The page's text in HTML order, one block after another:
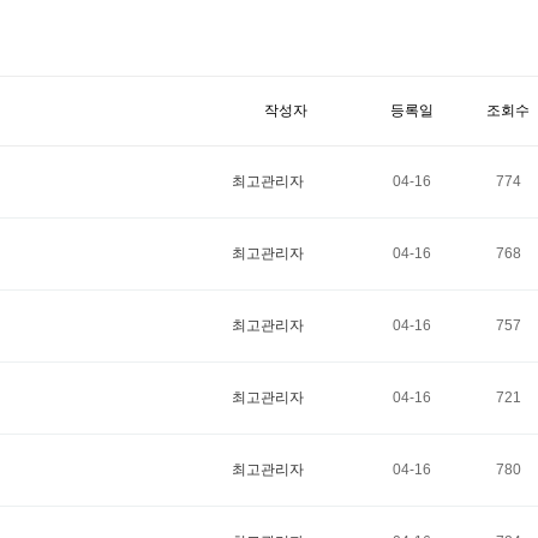
작성자 등록일 조회수
최고관리자 04-16 774
최고관리자 04-16 768
최고관리자 04-16 757
최고관리자 04-16 721
최고관리자 04-16 780